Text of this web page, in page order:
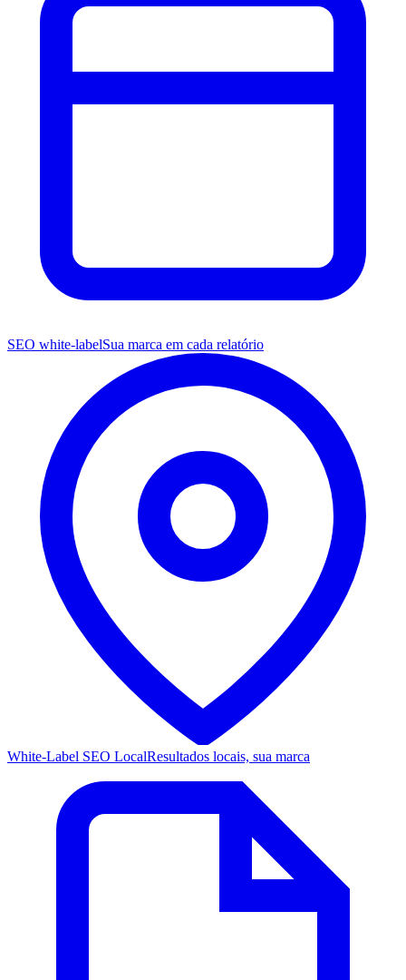
SEO white-labelSua marca em cada relatório
White-Label SEO LocalResultados locais, sua marca